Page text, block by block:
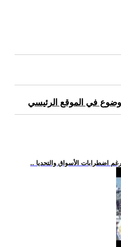
في الموقع الرئيسي
اضطرابات الأسواق والتحديا